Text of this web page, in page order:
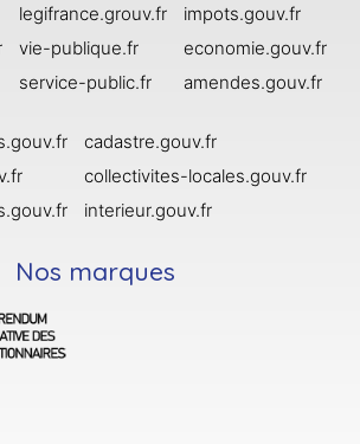
legifrance.grouv.fr
vie-publique.fr
service-public.fr
impots.gouv.fr
economie.gouv.fr
amendes.gouv.fr
cadastre.gouv.fr
collectivites-locales.gouv.fr
interieur.gouv.fr
Nos marques